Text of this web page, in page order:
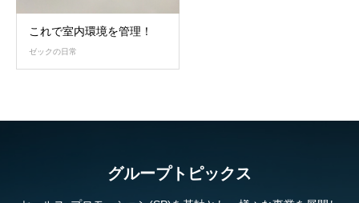
これで室内環境を管理！
ゼックの日常
グループトピックス